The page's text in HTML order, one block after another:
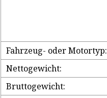
Fahrzeug- oder Motortyp:
Nettogewicht:
Bruttogewicht: